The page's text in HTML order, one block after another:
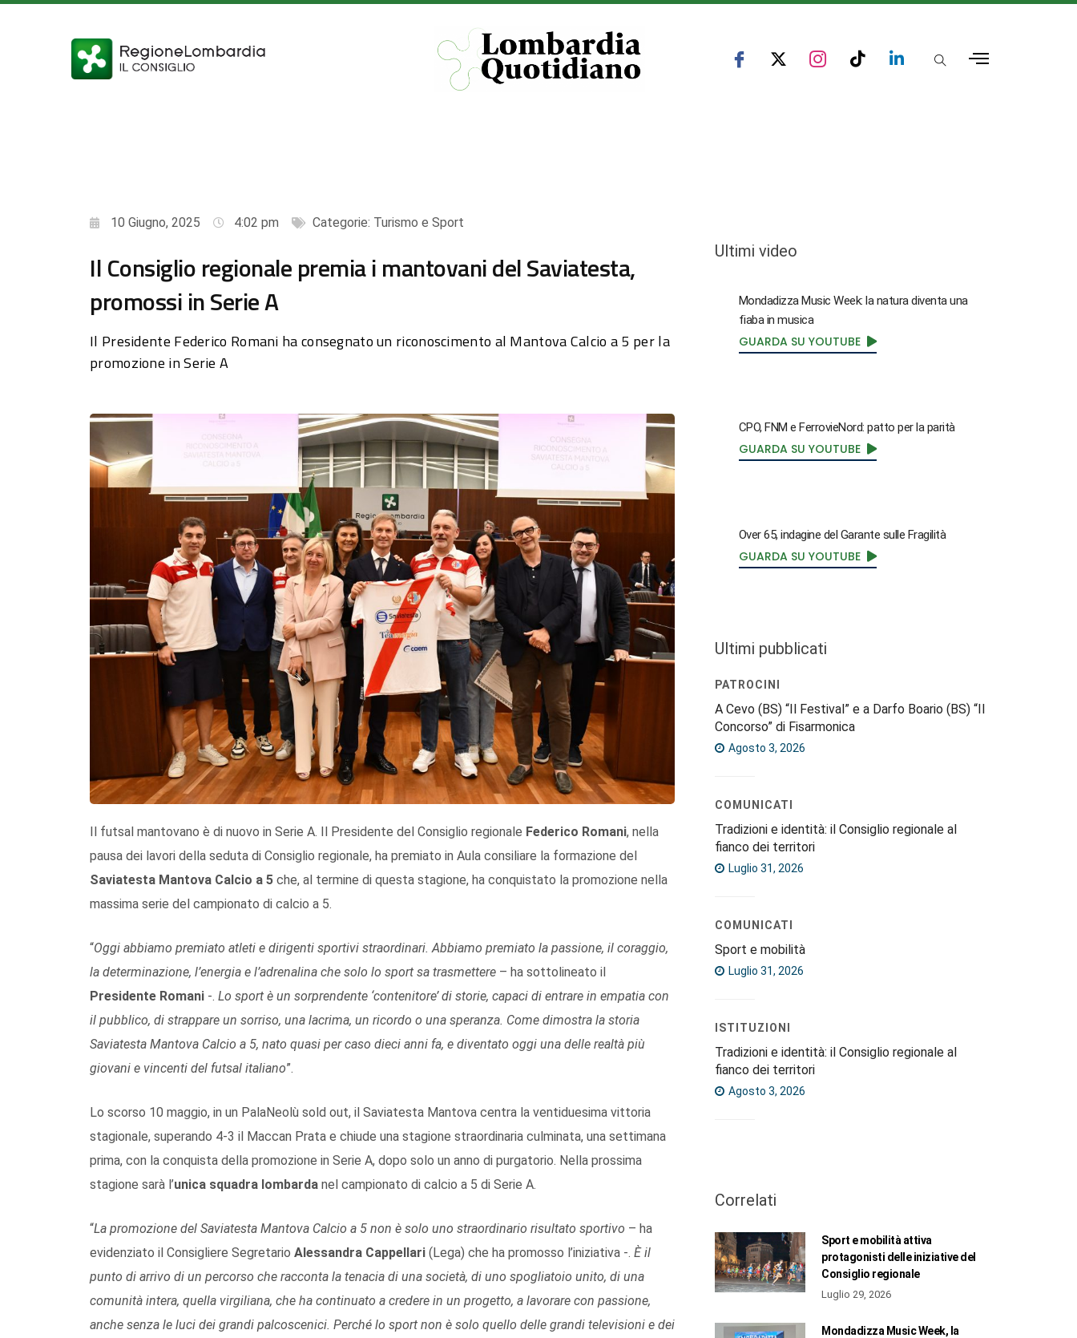
10 Giugno, 2025 4:02 pm Categorie: Turismo e Sport
Il Consiglio regionale premia i mantovani del Saviatesta,
promossi in Serie A
Il Presidente Federico Romani ha consegnato un riconoscimento al Mantova Calcio a 5 per la
promozione in Serie A
Il futsal mantovano è di nuovo in Serie A. Il Presidente del Consiglio regionale Federico Romani, nella
pausa dei lavori della seduta di Consiglio regionale, ha premiato in Aula consiliare la formazione del
Saviatesta Mantova Calcio a 5 che, al termine di questa stagione, ha conquistato la promozione nella
massima serie del campionato di calcio a 5.
“Oggi abbiamo premiato atleti e dirigenti sportivi straordinari. Abbiamo premiato la passione, il coraggio,
la determinazione, l’energia e l’adrenalina che solo lo sport sa trasmettere – ha sottolineato il
Presidente Romani -. Lo sport è un sorprendente ‘contenitore’ di storie, capaci di entrare in empatia con
il pubblico, di strappare un sorriso, una lacrima, un ricordo o una speranza. Come dimostra la storia
Saviatesta Mantova Calcio a 5, nato quasi per caso dieci anni fa, e diventato oggi una delle realtà più
giovani e vincenti del futsal italiano”.
Lo scorso 10 maggio, in un PalaNeolù sold out, il Saviatesta Mantova centra la ventiduesima vittoria
stagionale, superando 4-3 il Maccan Prata e chiude una stagione straordinaria culminata, una settimana
prima, con la conquista della promozione in Serie A, dopo solo un anno di purgatorio. Nella prossima
stagione sarà l’unica squadra lombarda nel campionato di calcio a 5 di Serie A.
“La promozione del Saviatesta Mantova Calcio a 5 non è solo uno straordinario risultato sportivo – ha
evidenziato il Consigliere Segretario Alessandra Cappellari (Lega) che ha promosso l’iniziativa -. È il
punto di arrivo di un percorso che racconta la tenacia di una società, di uno spogliatoio unito, di una
comunità intera, quella virgiliana, che ha continuato a credere in un progetto, a lavorare con passione,
anche senza le luci dei grandi palcoscenici. Perché lo sport non è solo quello delle grandi televisioni e dei
Ultimi video
Mondadizza Music Week: la natura diventa una
fiaba in musica
GUARDA SU YOUTUBE
CPO, FNM e FerrovieNord: patto per la parità
GUARDA SU YOUTUBE
Over 65, indagine del Garante sulle Fragilità
GUARDA SU YOUTUBE
Ultimi pubblicati
PATROCINI
A Cevo (BS) “Il Festival” e a Darfo Boario (BS) “Il
Concorso” di Fisarmonica
Agosto 3, 2026
COMUNICATI
Tradizioni e identità: il Consiglio regionale al
fianco dei territori
Luglio 31, 2026
COMUNICATI
Sport e mobilità
Luglio 31, 2026
ISTITUZIONI
Tradizioni e identità: il Consiglio regionale al
fianco dei territori
Agosto 3, 2026
Correlati
Sport e mobilità attiva
protagonisti delle iniziative del
Consiglio regionale
Luglio 29, 2026
Mondadizza Music Week, la